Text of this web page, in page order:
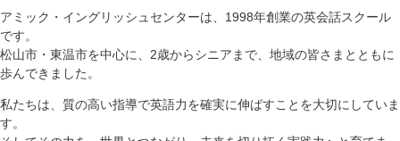
アミック・イングリッシュセンターは、1998年創業の英会話スクール
です。
松山市・東温市を中心に、2歳からシニアまで、地域の皆さまとともに
歩んできました。
私たちは、質の高い指導で英語力を確実に伸ばすことを大切にしていま
す。